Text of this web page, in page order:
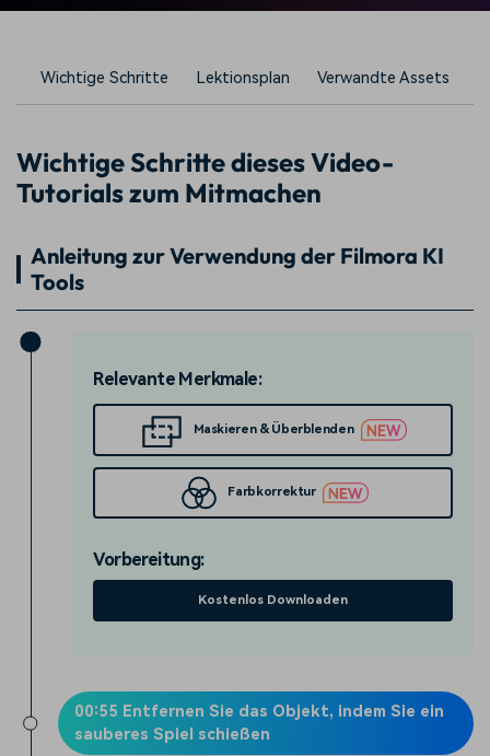
Wichtige Schritte Lektionsplan Verwandte Assets
Wichtige Schritte dieses Video-
Tutorials zum Mitmachen
Anleitung zur Verwendung der Filmora KI
Tools
Relevante Merkmale:
Maskieren & Überblenden
Farbkorrektur
Vorbereitung:
Kostenlos Downloaden
00:55 Entfernen Sie das Objekt, indem Sie ein
sauberes Spiel schießen